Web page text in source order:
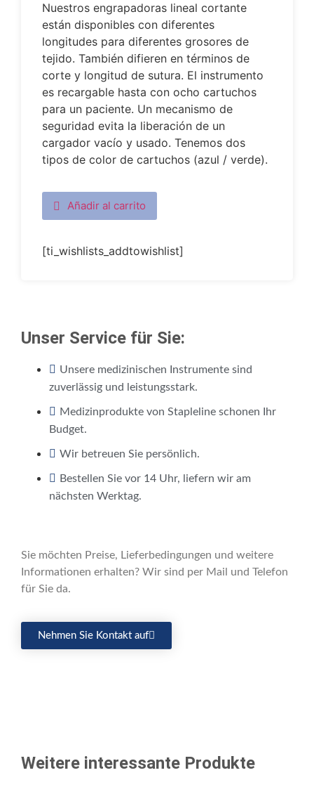
Nuestros engrapadoras lineal cortante
están disponibles con diferentes
longitudes para diferentes grosores de
tejido. También difieren en términos de
corte y longitud de sutura. El instrumento
es recargable hasta con ocho cartuchos
para un paciente. Un mecanismo de
seguridad evita la liberación de un
cargador vacío y usado. Tenemos dos
tipos de color de cartuchos (azul / verde).
Añadir al carrito
[ti_wishlists_addtowishlist]
Unser Service für Sie:
Unsere medizinischen Instrumente sind
zuverlässig und leistungsstark.
Medizinprodukte von Stapleline schonen Ihr
Budget.
Wir betreuen Sie persönlich.
Bestellen Sie vor 14 Uhr, liefern wir am
nächsten Werktag.
Sie möchten Preise, Lieferbedingungen und weitere
Informationen erhalten? Wir sind per Mail und Telefon
für Sie da.
Nehmen Sie Kontakt auf
Weitere interessante Produkte